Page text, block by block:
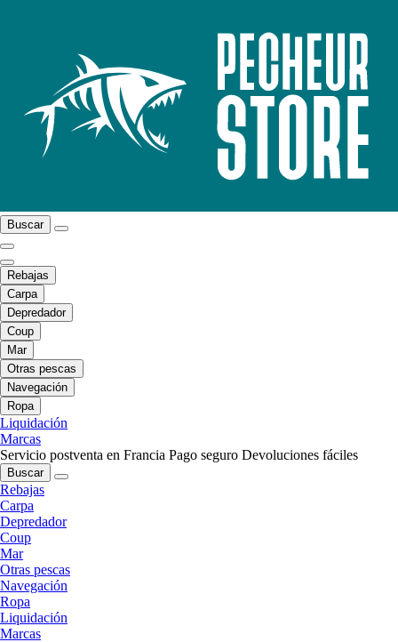
Buscar
Rebajas
Carpa
Depredador
Coup
Mar
Otras pescas
Navegación
Ropa
Liquidación
Marcas
Servicio postventa en Francia Pago seguro Devoluciones fáciles
Buscar
Rebajas
Carpa
Depredador
Coup
Mar
Otras pescas
Navegación
Ropa
Liquidación
Marcas